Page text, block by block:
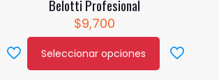
se
pueden
Belotti Profesional
$9,700
Seleccionar opciones
Este